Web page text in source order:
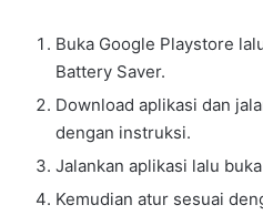
Buka Google Playstore
Battery Saver.
Download aplikasi dan
dengan instruksi.
Jalankan aplikasi lalu
Kemudian atur sesuai